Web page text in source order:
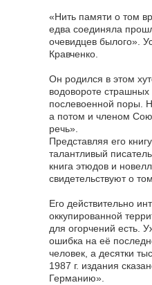
«Нить памяти о том
едва соединяла
очевидцев былого».
Кравченко.
Он родился в этом
водовороте
послевоенной поры.
а потом и членом
речь».
Представляя его
талантливый
книга этюдов и
свидетельствуют о
Его действительно
оккупированной
для огорчений есть.
ошибка на её
человек, а десятки
1987 г. издания
Германию».